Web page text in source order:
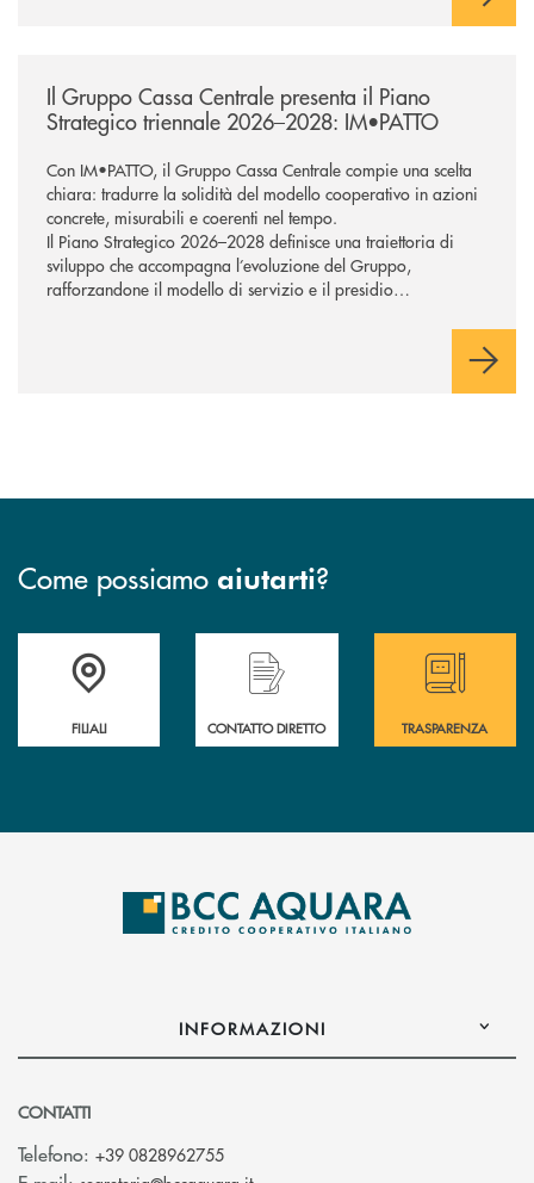
Il Gruppo Cassa Centrale presenta il Piano
Strategico triennale 2026–2028: IM•PATTO
Con IM•PATTO, il Gruppo Cassa Centrale compie una scelta
chiara: tradurre la solidità del modello cooperativo in azioni
concrete, misurabili e coerenti nel tempo.
Il Piano Strategico 2026–2028 definisce una traiettoria di
sviluppo che accompagna l’evoluzione del Gruppo,
rafforzandone il modello di servizio e il presidio
Come possiamo aiutarti?
Trova la filiale più vicina a te
FILIALI
Hai bisogno di assistenza immediata ?
CONTATTO DIRETTO
Hai bisogno di
TRASPARENZA
INFORMAZIONI
CONTATTI
Telefono: +39 0828962755